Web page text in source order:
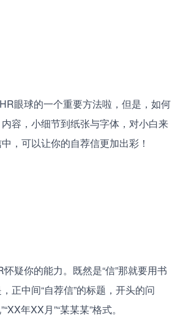
容，小细节到纸张与字体，对小白来
，可以让你的自荐信更加出彩！
正中间“自荐信”的标题，开头的问
年XX月”“某某某”格式。